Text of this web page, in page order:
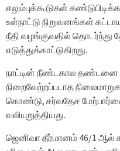
எலும்புக்கூடுகள்
உள்நாட்டு நிறுவனங்கள்
நீதி வழங்குவதில்
எடுத்துக்காட்டுகிறது.
நாட்டின் நீண்டகால தண்டனை
நிறைவேற்றப்படாத
கொண்டு, சர்வதேச
வலியுறுத்தியது.
ஜெனிவா தீர்மானம் 46/1 ஆல்